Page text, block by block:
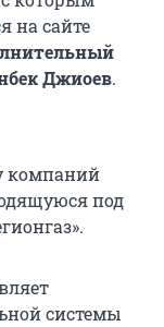
на сайте
Джиоев.
компаний
под
системы